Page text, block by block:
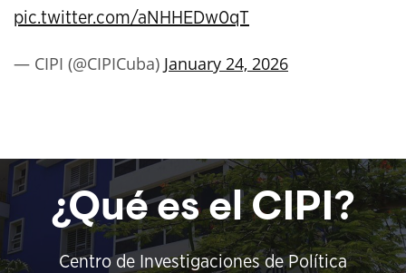
pic.twitter.com/aNHHEDw0qT
— CIPI (@CIPICuba) January 24, 2026
¿Qué es el CIPI?
Centro de Investigaciones de Política